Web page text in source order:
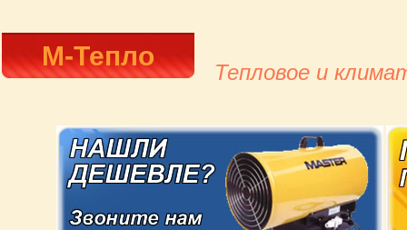
М-Тепло
Тепловое и